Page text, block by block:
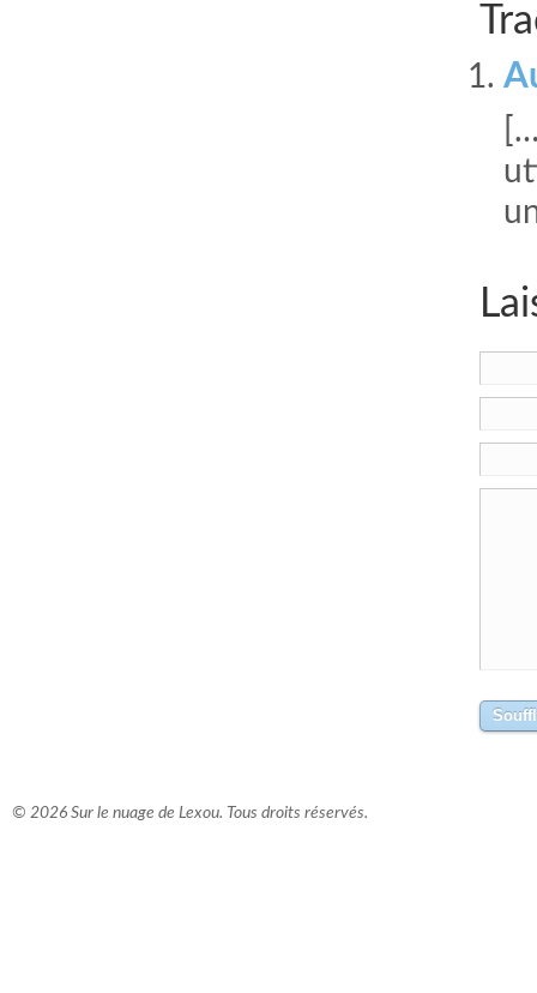
© 2026 Sur le nuage de Lexou. Tous droits réservés.